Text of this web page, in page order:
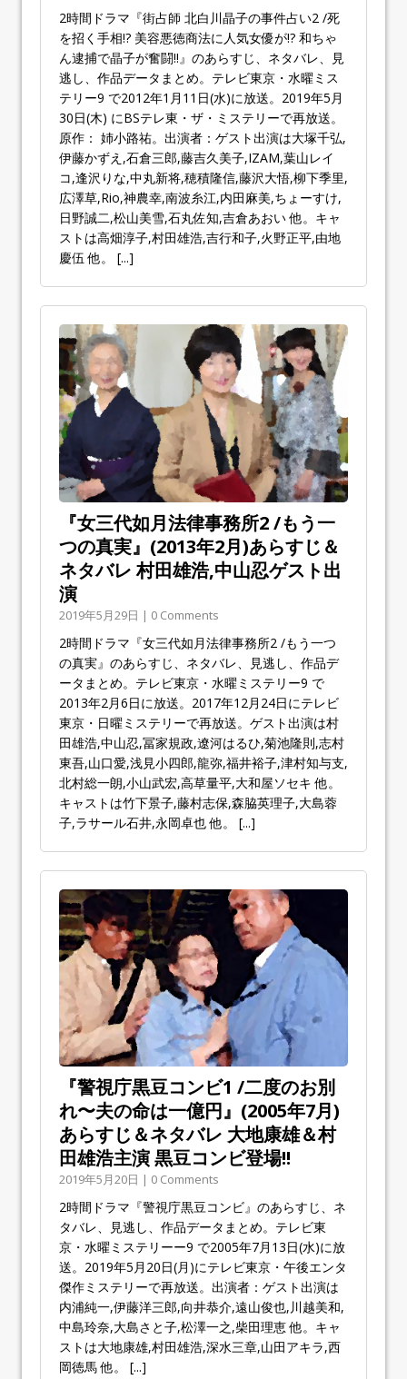
2時間ドラマ『街占師 北白川晶子の事件占い2 /死
を招く手相!? 美容悪徳商法に人気女優が!? 和ちゃ
ん逮捕で晶子が奮闘!!』のあらすじ、ネタバレ、見
逃し、作品データまとめ。テレビ東京・水曜ミス
テリー9 で2012年1月11日(水)に放送。2019年5月
30日(木) にBSテレ東・ザ・ミステリーで再放送。
原作： 姉小路祐。出演者：ゲスト出演は大塚千弘,
伊藤かずえ,石倉三郎,藤吉久美子,IZAM,葉山レイ
コ,逢沢りな,中丸新将,穂積隆信,藤沢大悟,柳下季里,
広澤草,Rio,神農幸,南波糸江,内田麻美,ちょーすけ,
日野誠二,松山美雪,石丸佐知,吉倉あおい 他。キャ
ストは高畑淳子,村田雄浩,吉行和子,火野正平,由地
慶伍 他。 [...]
『女三代如月法律事務所2 /もう一
つの真実』(2013年2月)あらすじ＆
ネタバレ 村田雄浩,中山忍ゲスト出
演
2019年5月29日 | 0 Comments
2時間ドラマ『女三代如月法律事務所2 /もう一つ
の真実』のあらすじ、ネタバレ、見逃し、作品デ
ータまとめ。テレビ東京・水曜ミステリー9 で
2013年2月6日に放送。2017年12月24日にテレビ
東京・日曜ミステリーで再放送。ゲスト出演は村
田雄浩,中山忍,冨家規政,遼河はるひ,菊池隆則,志村
東吾,山口愛,浅見小四郎,龍弥,福井裕子,津村知与支,
北村総一朗,小山武宏,高草量平,大和屋ソセキ 他。
キャストは竹下景子,藤村志保,森脇英理子,大島蓉
子,ラサール石井,永岡卓也 他。 [...]
『警視庁黒豆コンビ1 /二度のお別
れ〜夫の命は一億円』(2005年7月)
あらすじ＆ネタバレ 大地康雄＆村
田雄浩主演 黒豆コンビ登場!!
2019年5月20日 | 0 Comments
2時間ドラマ『警視庁黒豆コンビ』のあらすじ、ネ
タバレ、見逃し、作品データまとめ。テレビ東
京・水曜ミステリーー9 で2005年7月13日(水)に放
送。2019年5月20日(月)にテレビ東京・午後エンタ
傑作ミステリーで再放送。出演者：ゲスト出演は
内浦純一,伊藤洋三郎,向井恭介,遠山俊也,川越美和,
中島玲奈,大島さと子,松澤一之,柴田理恵 他。キャ
ストは大地康雄,村田雄浩,深水三章,山田アキラ,西
岡徳馬 他。 [...]